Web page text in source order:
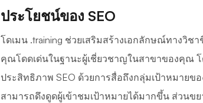
ประโยชน์ของ SEO
โดเมน .training ช่วยเสริมสร้างเอกลักษณ์ทางวิช
คุณโดดเด่นในฐานะผู้เชี่ยวชาญในสาขาของคุณ โ
ประสิทธิภาพ SEO ด้วยการสื่อถึงกลุ่มเป้าหมายข
สามารถดึงดูดผู้เข้าชมเป้าหมายได้มากขึ้น ส่วนข